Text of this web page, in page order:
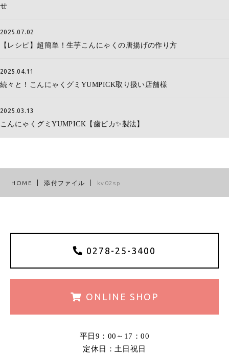
せ
2025.07.02
【レシピ】超簡単！生芋こんにゃくの唐揚げの作り方
2025.04.11
続々と！こんにゃくグミYUMPICK取り扱い店舗様
2025.03.13
こんにゃくグミYUMPICK【歯ピカ✨製法】
HOME 添付ファイル kv02sp
0278-25-3400
ONLINE SHOP
平日9：00～17：00
定休日：土日祝日